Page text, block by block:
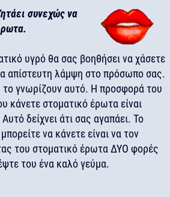
συνεχώς να
υγρό θα σας βοηθήσει να χάσετε
απίστευτη λάμψη στο πρόσωπο σας.
το γνωρίζουν αυτό. Η προσφορά του
κάνετε στοματικό έρωτα είναι
δείχνει άτι σας αγαπάει. Το
να κάνετε είναι να τον
του στοματικό έρωτα ΔΥΟ φορές
του ένα καλό γεύμα.